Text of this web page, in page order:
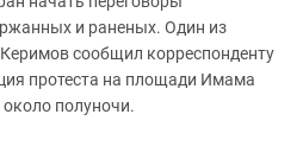
и раненых. Один из
сообщил корреспонденту
протеста на площади Имама
полуночи.